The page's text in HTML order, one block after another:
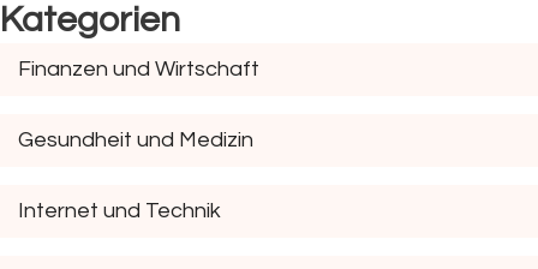
Kategorien
Finanzen und Wirtschaft
Gesundheit und Medizin
Internet und Technik